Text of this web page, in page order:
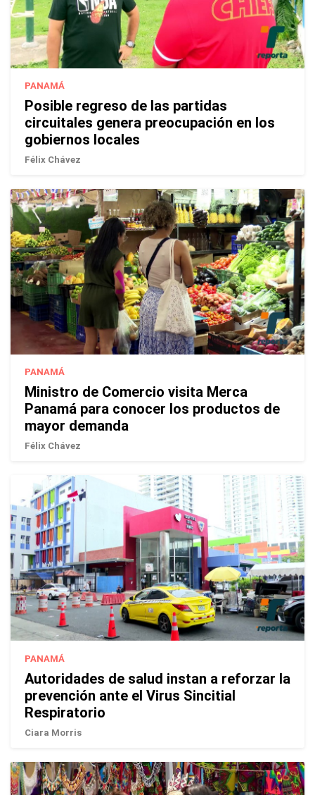
PANAMÁ
Posible regreso de las partidas
circuitales genera preocupación en los
gobiernos locales
Félix Chávez
PANAMÁ
Ministro de Comercio visita Merca
Panamá para conocer los productos de
mayor demanda
Félix Chávez
PANAMÁ
Autoridades de salud instan a reforzar la
prevención ante el Virus Sincitial
Respiratorio
Ciara Morris